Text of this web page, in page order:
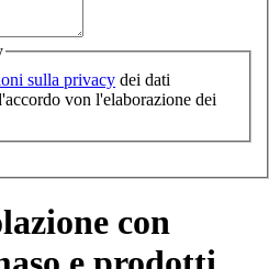
sulla privacy dei dati
von l'elaborazione dei
con